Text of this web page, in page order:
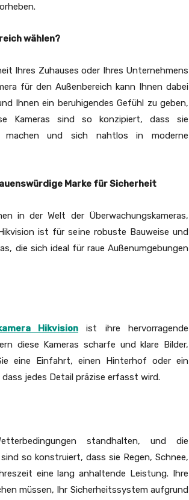
wählen?
Ihres Zuhauses oder Ihres Unternehmens
für den Außenbereich kann Ihnen dabei
Ihnen ein beruhigendes Gefühl zu geben,
Kameras sind so konzipiert, dass sie
machen und sich nahtlos in moderne
Marke für Sicherheit
in der Welt der Überwachungskameras,
ist für seine robuste Bauweise und
die sich ideal für raue Außenumgebungen
Hikvision ist ihre hervorragende
diese Kameras scharfe und klare Bilder,
eine Einfahrt, einen Hinterhof oder ein
jedes Detail präzise erfasst wird.
standhalten, und die
so konstruiert, dass sie Regen, Schnee,
eine lang anhaltende Leistung. Ihre
müssen, Ihr Sicherheitssystem aufgrund